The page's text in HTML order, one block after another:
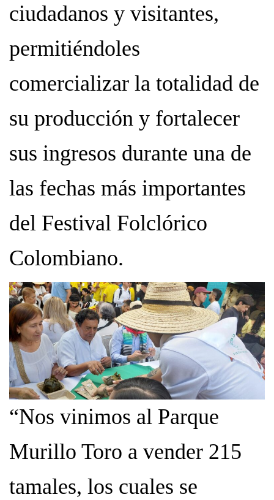
ciudadanos y visitantes,
permitiéndoles
comercializar la totalidad de
su producción y fortalecer
sus ingresos durante una de
las fechas más importantes
del Festival Folclórico
Colombiano.
“Nos vinimos al Parque
Murillo Toro a vender 215
tamales, los cuales se